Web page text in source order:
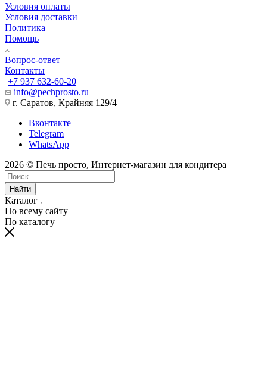
Условия оплаты
Условия доставки
Политика
Помощь
Вопрос-ответ
Контакты
+7 937 632-60-20
info@pechprosto.ru
г. Саратов, Крайняя 129/4
Вконтакте
Telegram
WhatsApp
2026 © Печь просто, Интернет-магазин для кондитера
Найти
Каталог
По всему сайту
По каталогу